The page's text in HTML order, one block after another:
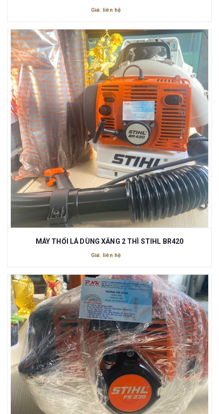
Giá: liên hệ
MÁY THỔI LÁ DÙNG XĂNG 2 THÌ STIHL BR420
Giá: liên hệ